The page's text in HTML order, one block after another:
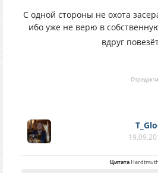
С одной стороны не охота
ибо уже не верю в
вдруг
ЦитатаHardtmuth